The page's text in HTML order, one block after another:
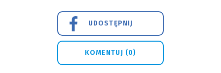
UDOSTĘPNIJ
KOMENTUJ (0)